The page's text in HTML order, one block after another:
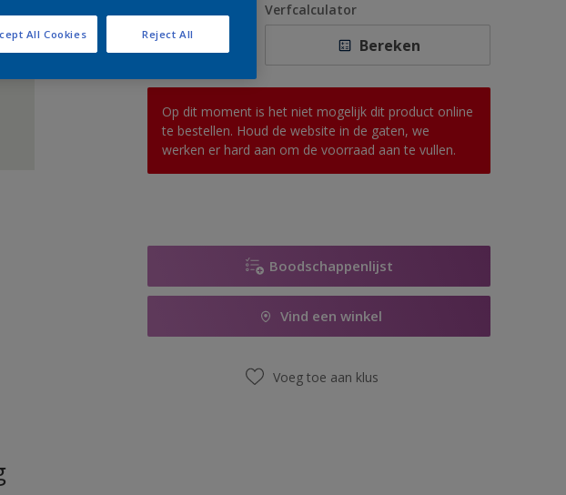
2,5 L
10 L
Verfcalculator
Bereken
Op dit moment is het niet mogelijk dit product online
te bestellen. Houd de website in de gaten, we
werken er hard aan om de voorraad aan te vullen.
Boodschappenlijst
Vind een winkel
Voeg toe aan klus
Reject All
All Cookies